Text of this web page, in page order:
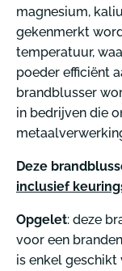
magnesium,
gekenmerkt
temperatuur,
poeder efficiënt
brandblusser
in bedrijven die
Deze
inclusief
Opgelet: deze
voor een
is enkel